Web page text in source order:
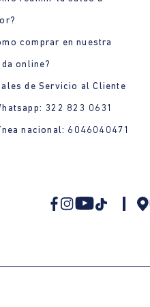
comprar en nuestra
online?
de Servicio al Cliente
322 823 0631
nacional: 6046040471